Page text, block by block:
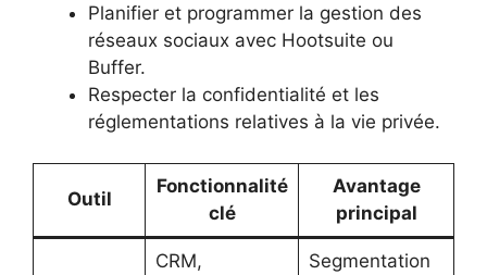
Planifier et programmer la gestion des
réseaux sociaux avec Hootsuite ou
Buffer.
Respecter la confidentialité et les
réglementations relatives à la vie privée.
Outil
Fonctionnalité
clé
Avantage
principal
CRM,
Segmentation